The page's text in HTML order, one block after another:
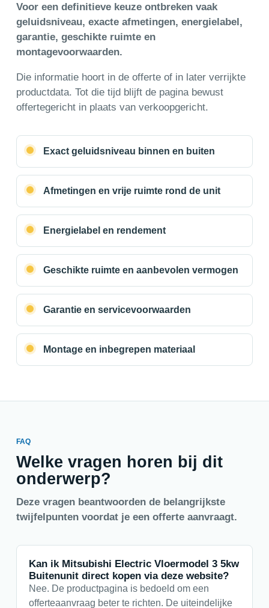
Voor een definitieve keuze ontbreken vaak
geluidsniveau, exacte afmetingen, energielabel,
garantie, geschikte ruimte en
montagevoorwaarden.
Die informatie hoort in de offerte of in later verrijkte
productdata. Tot die tijd blijft de pagina bewust
offertegericht in plaats van verkoopgericht.
Exact geluidsniveau binnen en buiten
Afmetingen en vrije ruimte rond de unit
Energielabel en rendement
Geschikte ruimte en aanbevolen vermogen
Garantie en servicevoorwaarden
Montage en inbegrepen materiaal
FAQ
Welke vragen horen bij dit
onderwerp?
Deze vragen beantwoorden de belangrijkste
twijfelpunten voordat je een offerte aanvraagt.
Kan ik Mitsubishi Electric Vloermodel 3 5kw
Buitenunit direct kopen via deze website?
Nee. De productpagina is bedoeld om een
offerteaanvraag beter te richten. De uiteindelijke